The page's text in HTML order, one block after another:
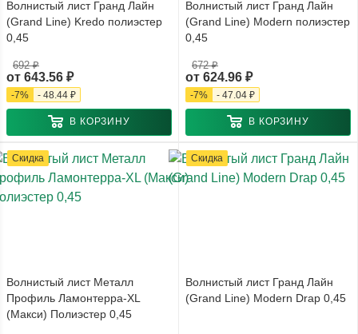
Волнистый лист Гранд Лайн
(Grand Line) Kredo полиэстер
0,45
от 643.56 ₽
692 ₽
-7% - 48.44 ₽
В КОРЗИНУ
Волнистый лист Гранд Лайн
(Grand Line) Modern полиэстер
0,45
от 624.96 ₽
672 ₽
-7% - 47.04 ₽
В КОРЗИНУ
Скидка
Волнистый лист Металл
Профиль Ламонтерра-XL
(Макси) Полиэстер 0,45
Скидка
Волнистый лист Гранд Лайн
(Grand Line) Modern Drap 0,45